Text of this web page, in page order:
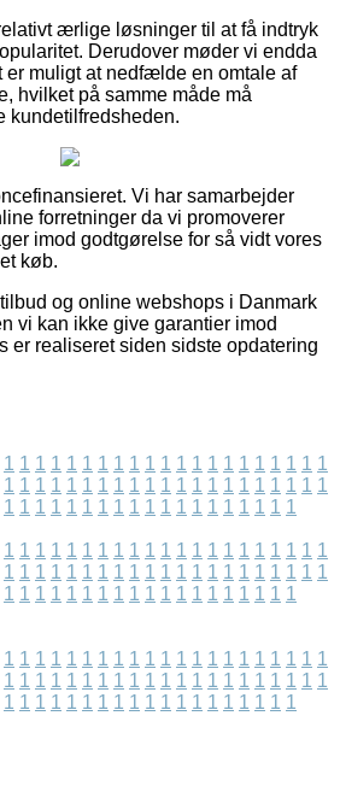
ærlige løsninger til at få indtryk
Derudover møder vi endda
er muligt at nedfælde en omtale af
hvilket på samme måde må
kundetilfredsheden.
Vi har samarbejder
forretninger da vi promoverer
imod godtgørelse for så vidt vores
køb.
og online webshops i Danmark
vi kan ikke give garantier imod
er realiseret siden sidste opdatering
1 1 1 1 1 1 1 1 1 1 1 1 1 1 1 1 1 1 1 1 1
1 1 1 1 1 1 1 1 1 1 1 1 1 1 1 1 1 1 1 1 1
1 1 1 1 1 1 1 1 1 1 1 1 1 1 1 1 1 1 1
1 1 1 1 1 1 1 1 1 1 1 1 1 1 1 1 1 1 1 1 1
1 1 1 1 1 1 1 1 1 1 1 1 1 1 1 1 1 1 1 1 1
1 1 1 1 1 1 1 1 1 1 1 1 1 1 1 1 1 1 1
1 1 1 1 1 1 1 1 1 1 1 1 1 1 1 1 1 1 1 1 1
1 1 1 1 1 1 1 1 1 1 1 1 1 1 1 1 1 1 1 1 1
1 1 1 1 1 1 1 1 1 1 1 1 1 1 1 1 1 1 1